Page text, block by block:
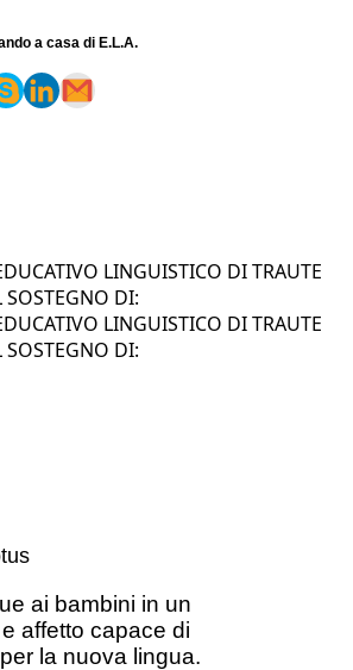
a casa di E.L.A.
LINGUISTICO DI TRAUTE
SOSTEGNO DI:
LINGUISTICO DI TRAUTE
SOSTEGNO DI:
ai bambini in un
affetto capace di
la nuova lingua.